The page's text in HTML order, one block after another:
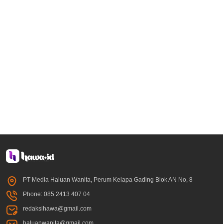
PT Media Haluan Wanita, Perum Kelapa Gading Blok AN No, 8
Phone: 085 2413 407 04
redaksihawa@gmail.com